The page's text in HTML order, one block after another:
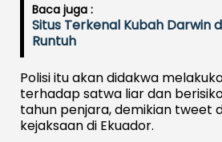
Baca juga :
Situs Terkenal Kubah Darwin
Runtuh
Polisi itu akan didakwa
terhadap satwa liar dan
tahun penjara, demikian tweet
kejaksaan di Ekuador.